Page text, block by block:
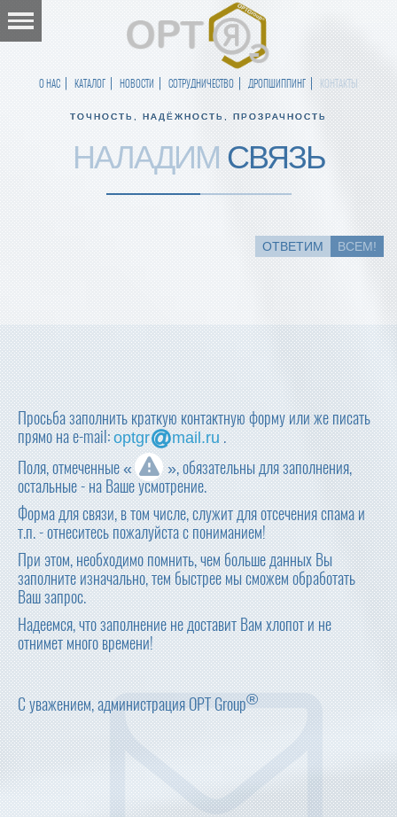
О НАС КАТАЛОГ НОВОСТИ СОТРУДНИЧЕСТВО ДРОПШИППИНГ КОНТАКТЫ
ТОЧНОСТЬ, НАДЁЖНОСТЬ, ПРОЗРАЧНОСТЬ
НАЛАДИМ СВЯЗЬ
ОТВЕТИМ ВСЕМ!
Просьба заполнить краткую контактную форму или же писать
прямо на e-mail:optgr mail.ru .
Поля, отмеченные «
», обязательны для заполнения,
остальные - на Ваше усмотрение.
Форма для связи, в том числе, служит для отсечения спама и
т.п. - отнеситесь пожалуйста с пониманием!
При этом, необходимо помнить, чем больше данных Вы
заполните изначально, тем быстрее мы сможем обработать
Ваш запрос.
Надеемся, что заполнение не доставит Вам хлопот и не
отнимет много времени!
С уважением, администрацияOPT Group®